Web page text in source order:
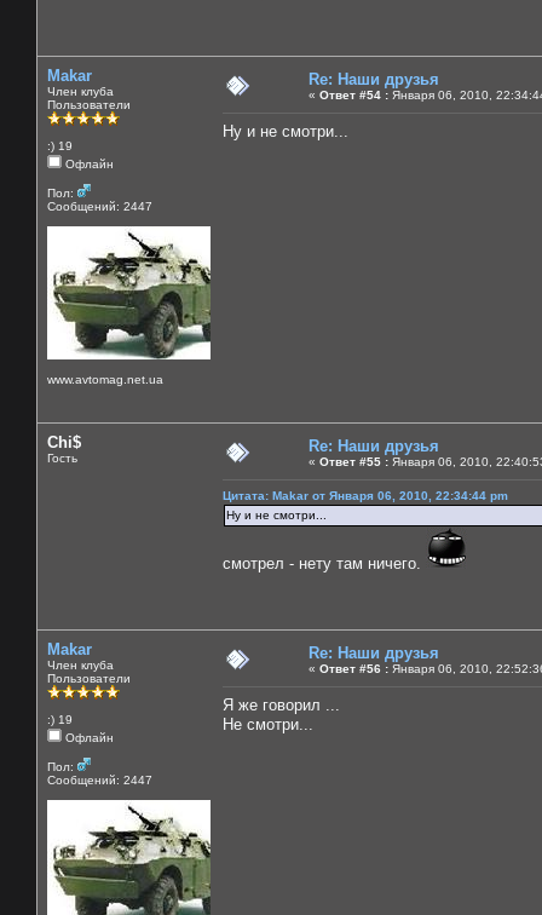
Makar
Член клуба
Пользователи
:) 19
Офлайн
Пол:
Сообщений: 2447
www.avtomag.net.ua
Re: Наши друзья
« Ответ #54 : Января 06, 2010,
Ну и не смотри...
Chi$
Гость
Re: Наши друзья
« Ответ #55 : Января 06, 2010,
Цитата: Makar от Января 06, 2010, 22:34:44 pm
Ну и не смотри...
смотрел - нету там ничего.
Makar
Член клуба
Пользователи
:) 19
Офлайн
Пол:
Сообщений: 2447
Re: Наши друзья
« Ответ #56 : Января 06, 2010,
Я же говорил ...
Не смотри...